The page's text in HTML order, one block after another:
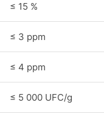
≤ 15 %
≤ 3 ppm
≤ 4 ppm
≤ 5 000 UFC/g